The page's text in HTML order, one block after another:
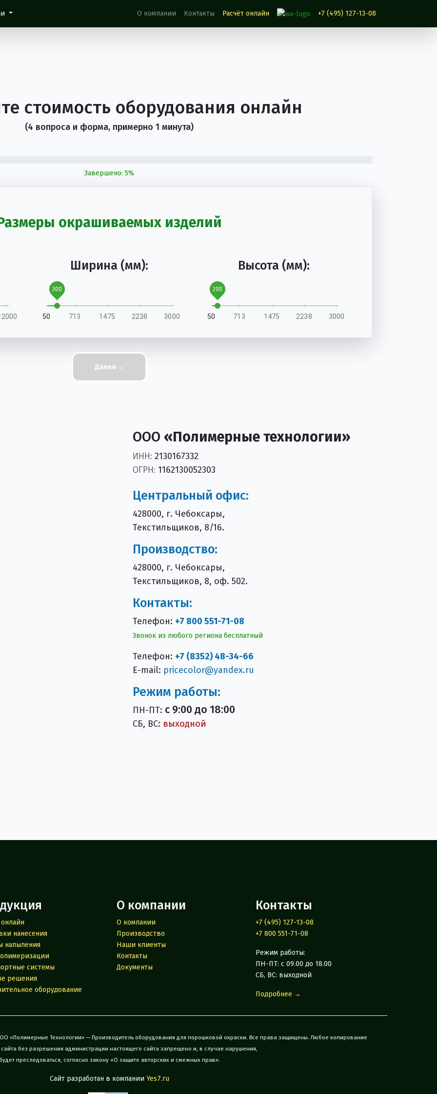
О компании Контакты Расчёт онлайн +7 (495) 127-13-08
стоимость оборудования онлайн
(4 вопроса и форма, примерно 1 минута)
Завершено: 5%
окрашиваемых изделий
Ширина (мм):
50 713 1475 2238 3000
300
Высота (мм):
50 713 1475 2238 3000
200
Далее →
ООО «Полимерные технологии»
ИНН: 2130167332
ОГРН: 1162130052303
Центральный офис:
428000, г. Чебоксары,
Текстильщиков, 8/16.
Производство:
428000, г. Чебоксары,
Текстильщиков, 8, оф. 502.
Контакты:
Телефон: +7 800 551-71-08
Звонок из любого региона бесплатный
Телефон: +7 (8352) 48-34-66
E-mail: pricecolor@yandex.ru
Режим работы:
ПН-ПТ: с 9:00 до 18:00
СБ, ВС: выходной
онлайн
нанесения
напыления
системы
решения
оборудование
О компании
О компании
Производство
Наши клиенты
Контакты
Документы
Контакты
+7 (495) 127-13-08
+7 800 551-71-08
Режим работы:
ПН-ПТ: с 09.00 до 18.00
СБ, ВС: выходной
Подробнее →
«Полимерные Технологии» — Производитель оборудования для порошковой окраски. Все права защищены. Любое копирование
без разрешения администрации настоящего сайта запрещено и, в случае нарушения,
преследоваться, согласно закону «О защите авторских и смежных прав».
Сайт разработан в компании Yes7.ru